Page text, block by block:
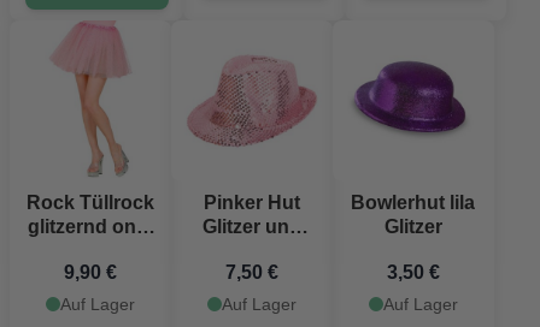
Rock Tüllrock
glitzernd one-
9,90 €
Auf Lager
Pinker Hut
Glitzer und
7,50 €
Auf Lager
Bowlerhut lila
Glitzer
3,50 €
Auf Lager